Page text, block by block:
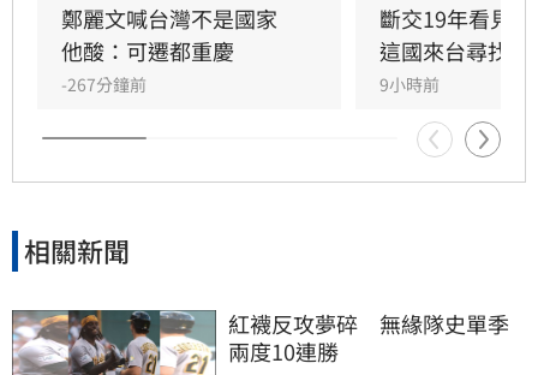
出口占比已升至32%，對中港出口則大幅下降，
顯示台灣產業積極佈局美國與新南向市場。面對
南韓貿易逆差與地緣政治挑戰，謝金河認為政府
應善用產業籌碼，持續優化出口佈局，並反駁長
期唱衰台灣經濟的言論，證實台灣在全球供應鏈
中仍佔據關鍵且不可替代的地位。
鄭麗文喊台灣不是國家
他酸：可遷都重慶
-267分鐘前
斷交19年看見
這國來台尋找商
9小時前
相關新聞
紅襪反攻夢碎　無緣隊史單季
兩度10連勝